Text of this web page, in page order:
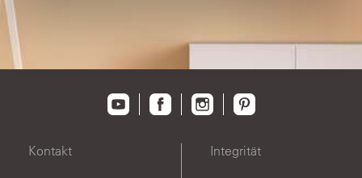
Kontakt Integrität